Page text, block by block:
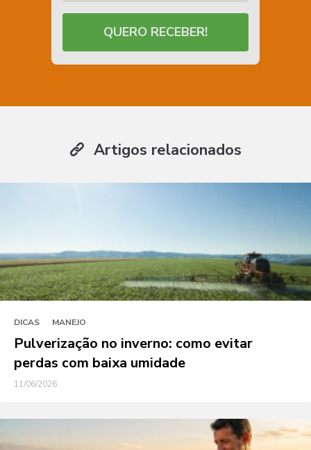
QUERO RECEBER!
Artigos relacionados
DICAS MANEJO
Pulverização no inverno: como evitar
perdas com baixa umidade
11/06/2026